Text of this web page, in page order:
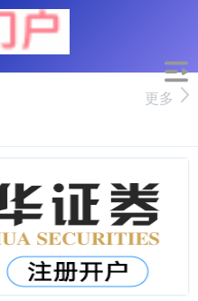
更多